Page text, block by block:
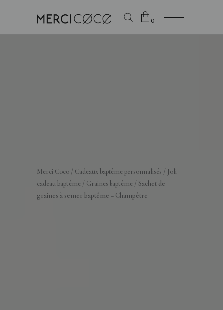
0
Merci Coco / Cadeaux baptême personnalisés / Joli
cadeau baptême / Graines baptême / Sachet de
graines à semer baptême – Champêtre